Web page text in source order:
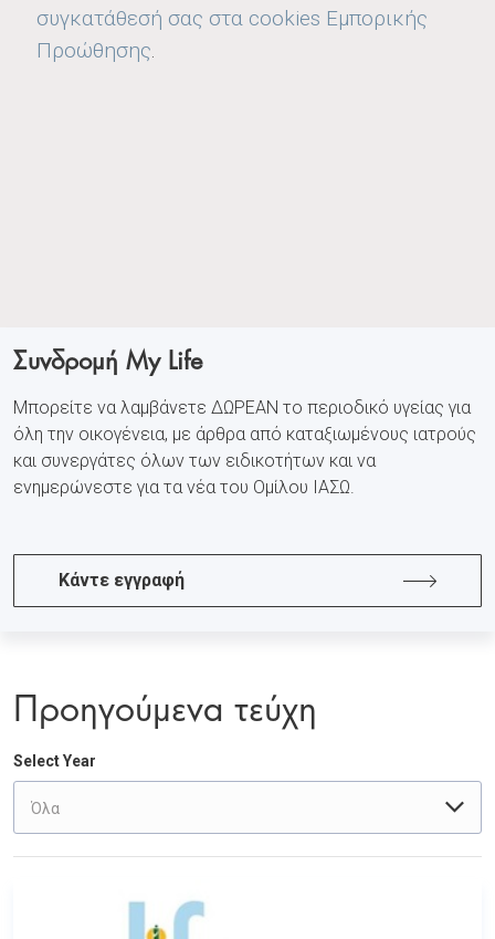
συγκατάθεσή σας στα cookies Εμπορικής
Προώθησης.
Συνδρομή My Life
Μπορείτε να λαμβάνετε ΔΩΡΕΑΝ το περιοδικό υγείας για
όλη την οικογένεια, με άρθρα από καταξιωμένους ιατρούς
και συνεργάτες όλων των ειδικοτήτων και να
ενημερώνεστε για τα νέα του Ομίλου ΙΑΣΩ.
Κάντε εγγραφή
Προηγούμενα τεύχη
Select Year
Όλα